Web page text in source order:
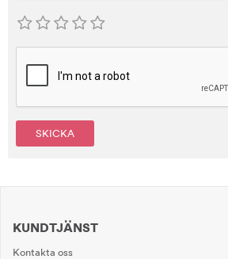
SKICKA
KUNDTJÄNST
Kontakta oss